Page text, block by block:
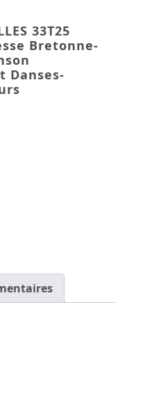
33T25
Bretonne-
Danses-
Panorama de
et Danses-